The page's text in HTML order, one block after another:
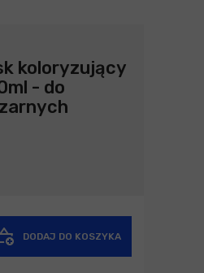
koloryzujący
- do
DODAJ DO KOSZYKA